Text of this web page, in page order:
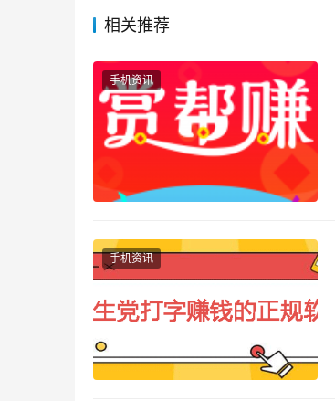
相关推荐
手机资讯
手机资讯